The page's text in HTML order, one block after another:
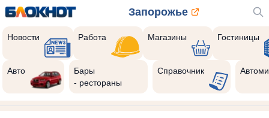
Запорожье
Новости Работа Магазины Гостиницы
Авто
Бары
- рестораны
Справочник